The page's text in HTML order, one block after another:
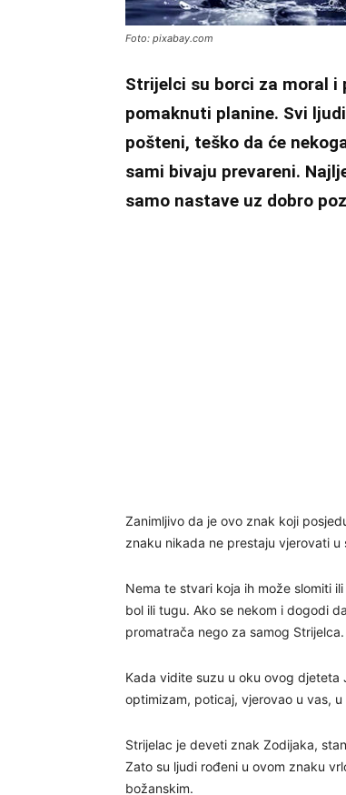
Foto: pixabay.com
Strijelci su borci za moral i
pomaknuti planine. Svi
pošteni, teško da će
sami bivaju prevareni.
samo nastave uz dobro
Zanimljivo da je ovo znak koji
znaku nikada ne prestaju vjerovati
Nema te stvari koja ih može slomiti
bol ili tugu. Ako se nekom i dogodi
promatrača nego za samog Strijelca.
Kada vidite suzu u oku ovog djeteta
optimizam, poticaj, vjerovao u vas,
Strijelac je deveti znak Zodijaka,
Zato su ljudi rođeni u ovom znaku
božanskim.